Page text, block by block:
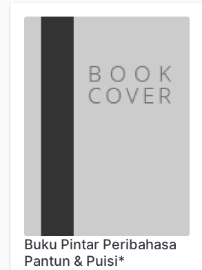
Buku Pintar Peribahasa
Pantun & Puisi*